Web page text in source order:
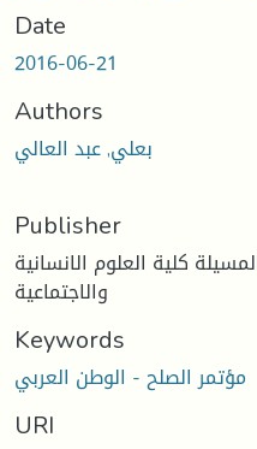
Date
2016-06-21
Authors
بعلي, عبد العالي
Publisher
كلية العلوم الانسانية
والاجتماعية
Keywords
مؤتمر الصلح - الوطن العربي
URI